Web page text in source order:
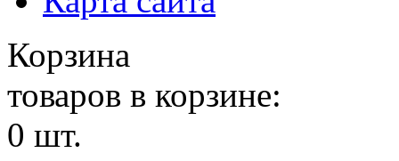
Корзина
товаров в корзине:
0 шт.